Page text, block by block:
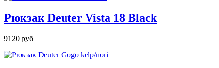
Рюкзак Deuter Vista 18 Black
9120 руб